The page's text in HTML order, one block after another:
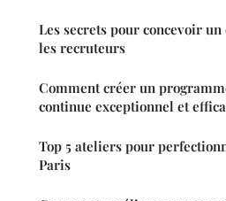
Les secrets pour concevoir
les recruteurs
Comment créer un
continue exceptionnel et
Top 5 ateliers pour
Paris